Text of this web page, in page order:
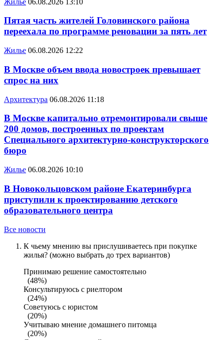
Пятая часть жителей Головинского района
переехала по программе реновации за пять лет
Жилье 06.08.2026 12:22
В Москве объем ввода новостроек превышает
спрос на них
Архитектура 06.08.2026 11:18
В Москве капитально отремонтировали свыше
200 домов, построенных по проектам
Специального архитектурно-конструкторского
бюро
Жилье 06.08.2026 10:10
В Новокольцовском районе Екатеринбурга
приступили к проектированию детского
образовательного центра
Все новости
К чьему мнению вы прислушиваетесь при покупке
жилья? (можно выбрать до трех вариантов)
Принимаю решение самостоятельно
(48%)
Консультируюсь с риелтором
(24%)
Советуюсь с юристом
(20%)
Учитываю мнение домашнего питомца
(20%)